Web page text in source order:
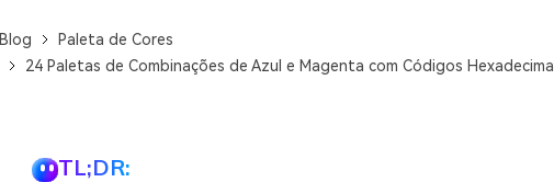
Blog
Paleta de Cores
24 Paletas de Combinações de Azul e Magenta com Códigos Hexadecimal
TL;DR: